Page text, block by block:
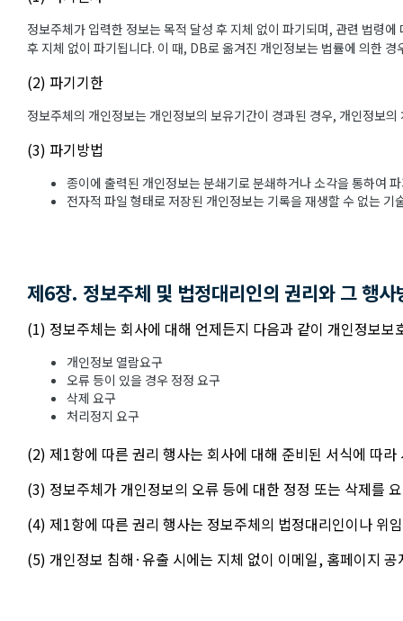
정보주체가 입력한 정보는 목적 달성 후 지체 없이 파기되며, 관련 법령
후 지체 없이 파기됩니다. 이 때, DB로 옮겨진 개인정보는 법률에 의한
(2) 파기기한
정보주체의 개인정보는 개인정보의 보유기간이 경과된 경우, 개인정보
(3) 파기방법
종이에 출력된 개인정보는 분쇄기로 분쇄하거나 소각을 통하여
전자적 파일 형태로 저장된 개인정보는 기록을 재생할 수 없는 기
제6장. 정보주체 및 법정대리인의 권리와 그 행사
(1) 정보주체는 회사에 대해 언제든지 다음과 같이 개인정보보
개인정보 열람요구
오류 등이 있을 경우 정정 요구
삭제 요구
처리정지 요구
(2) 제1항에 따른 권리 행사는 회사에 대해 준비된 서식에 따
(3) 정보주체가 개인정보의 오류 등에 대한 정정 또는 삭제를
(4) 제1항에 따른 권리 행사는 정보주체의 법정대리인이나 위
(5) 개인정보 침해·유출 시에는 지체 없이 이메일, 홈페이지